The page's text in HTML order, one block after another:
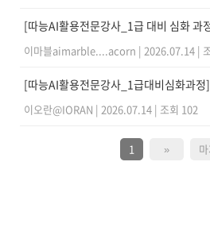
[따능AI활용전문강사_1급 대비 심화 과
이마블aimarble....acorn | 2026.07.14 |
[따능AI활용전문강사_1급대비심화과
이오란@IORAN | 2026.07.14 | 조회 102
1 »